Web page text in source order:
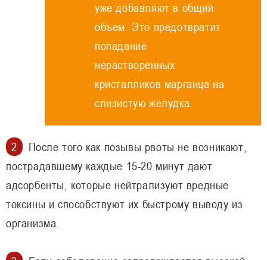
уже добавляют в общий
объем. Это предотвратит
попадание
нерастворенных
кристалликов марганца на
слизистую желудка.
После того как позывы рвоты не возникают,
пострадавшему каждые 15-20 минут дают
адсорбенты, которые нейтрализуют вредные
токсины и способствуют их быстрому выводу из
организма.